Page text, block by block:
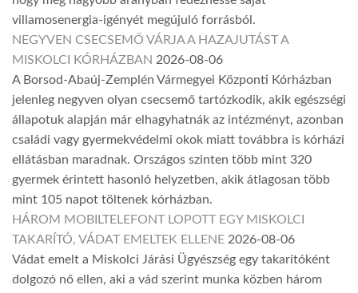
villamosenergia-igényét megújuló forrásból.
NEGYVEN CSECSEMŐ VÁRJA A HAZAJUTÁST A
MISKOLCI KÓRHÁZBAN 2026-08-06
A Borsod-Abaúj-Zemplén Vármegyei Központi Kórházban
jelenleg negyven olyan csecsemő tartózkodik, akik egészségi
állapotuk alapján már elhagyhatnák az intézményt, azonban
családi vagy gyermekvédelmi okok miatt továbbra is kórházi
ellátásban maradnak. Országos szinten több mint 320
gyermek érintett hasonló helyzetben, akik átlagosan több
mint 105 napot töltenek kórházban.
HÁROM MOBILTELEFONT LOPOTT EGY MISKOLCI
TAKARÍTÓ, VÁDAT EMELTEK ELLENE 2026-08-06
Vádat emelt a Miskolci Járási Ügyészség egy takarítóként
dolgozó nő ellen, aki a vád szerint munka közben három